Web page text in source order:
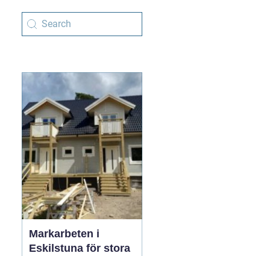
Markarbeten i
Eskilstuna för stora